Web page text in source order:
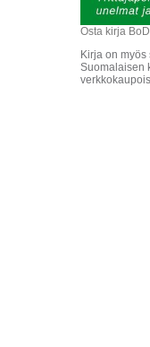
Osta kirja
Kirja on
Suomalaisen